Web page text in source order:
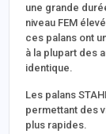
une grande
niveau FEM
ces palans ont
à la plupart des
identique.
Les palans
permettant des
plus rapides.